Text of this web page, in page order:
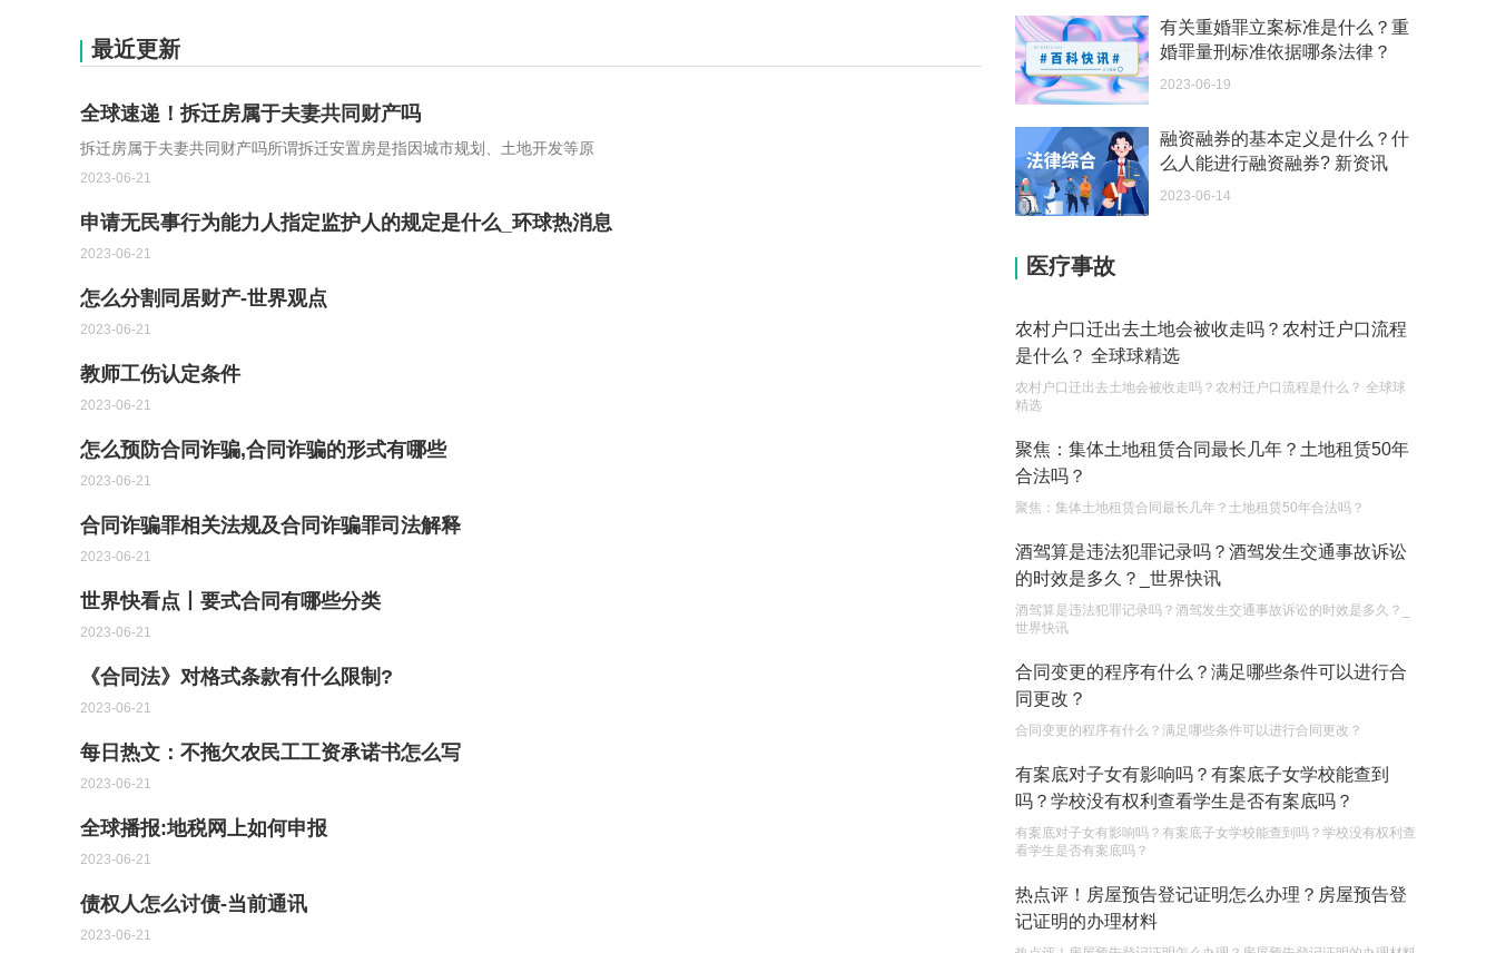
最近更新
全球速递！拆迁房属于夫妻共同财产吗
拆迁房属于夫妻共同财产吗所谓拆迁安置房是指因城市规划、土地开发等原
2023-06-21
申请无民事行为能力人指定监护人的规定是什么_环球热消息
2023-06-21
怎么分割同居财产-世界观点
2023-06-21
教师工伤认定条件
2023-06-21
怎么预防合同诈骗,合同诈骗的形式有哪些
2023-06-21
合同诈骗罪相关法规及合同诈骗罪司法解释
2023-06-21
世界快看点丨要式合同有哪些分类
2023-06-21
《合同法》对格式条款有什么限制?
2023-06-21
每日热文：不拖欠农民工工资承诺书怎么写
2023-06-21
全球播报:地税网上如何申报
2023-06-21
债权人怎么讨债-当前通讯
2023-06-21
个体营业执照注销要交税吗 营业执照下来的当月就
要申报纳税吗？
2023-05-04
滞纳金吗？
2023-05-04
税务滞纳金一般是怎么计算 个人所得税有滞纳金
2023-05-04
税款滞纳金所得税可以扣除吗 税务滞纳金如何计
算？
2023-05-04
2023-05-04
不还贷款房子会被拍卖吗现在 房屋贷款还不起的诉
2023-05-04
房屋有贷款可以出卖吗条件有哪些 房屋贷款还不起
的诉讼时效是多久？
2023-05-04
不还贷款房子会被拍卖吗 房屋有贷款可以出卖吗？
2023-05-04
有关重婚罪立案标准是什么？重
婚罪量刑标准依据哪条法律？
2023-06-19
融资融券的基本定义是什么？什
么人能进行融资融券? 新资讯
2023-06-14
医疗事故
农村户口迁出去土地会被收走吗？农村迁户口流程
是什么？ 全球球精选
农村户口迁出去土地会被收走吗？农村迁户口流程是什么？ 全球球
精选
聚焦：集体土地租赁合同最长几年？土地租赁50年
合法吗？
聚焦：集体土地租赁合同最长几年？土地租赁50年合法吗？
酒驾算是违法犯罪记录吗？酒驾发生交通事故诉讼
的时效是多久？_世界快讯
酒驾算是违法犯罪记录吗？酒驾发生交通事故诉讼的时效是多久？_
世界快讯
合同变更的程序有什么？满足哪些条件可以进行合
同更改？
合同变更的程序有什么？满足哪些条件可以进行合同更改？
有案底对子女有影响吗？有案底子女学校能查到
吗？学校没有权利查看学生是否有案底吗？
有案底对子女有影响吗？有案底子女学校能查到吗？学校没有权利查
看学生是否有案底吗？
热点评！房屋预告登记证明怎么办理？房屋预告登
记证明的办理材料